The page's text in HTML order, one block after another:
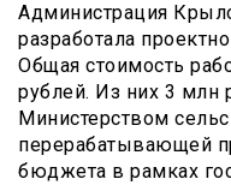
Администрация
разработала
Общая стоимость
рублей. Из них 3 млн
Министерством
перерабатывающей
бюджета в рамках